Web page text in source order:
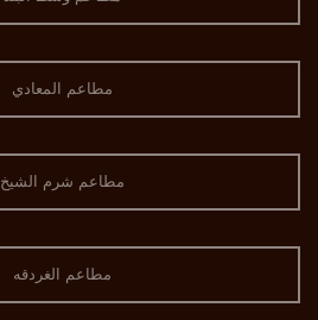
مطاعم المعادي
مطاعم شرم الشيخ
مطاعم الغردقه